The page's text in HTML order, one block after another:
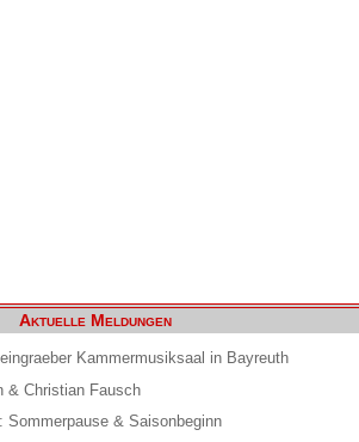
Aktuelle Meldungen
Kammermusiksaal in Bayreuth
& Christian Fausch
Sommerpause & Saisonbeginn